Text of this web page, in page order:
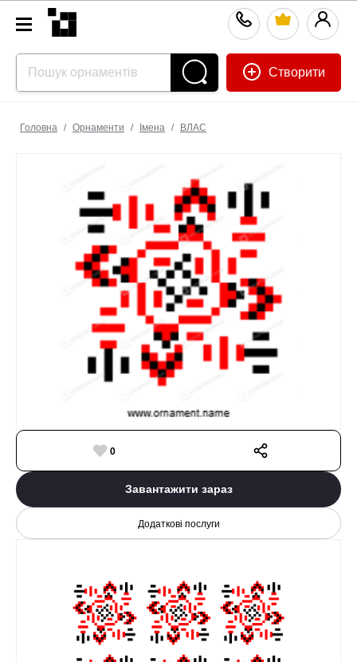
Створити
Головна / Орнаменти / Імена / ВЛАС
0
Завантажити зараз
Додаткові послуги